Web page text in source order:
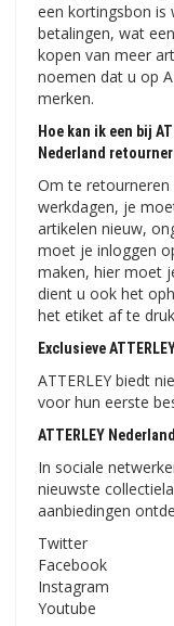
een kortingsbon is
betalingen, wat
kopen van meer
noemen dat u op
merken.
Hoe kan ik een bij
Nederland
Om te retourneren
werkdagen, je
artikelen nieuw,
moet je inloggen
maken, hier moet
dient u ook het
het etiket af te
Exclusieve
ATTERLEY biedt
voor hun eerste
ATTERLEY
In sociale
nieuwste
aanbiedingen
Twitter
Facebook
Instagram
Youtube